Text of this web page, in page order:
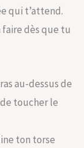
qui t’attend.
dès que tu
au-dessus de
toucher le
ton torse